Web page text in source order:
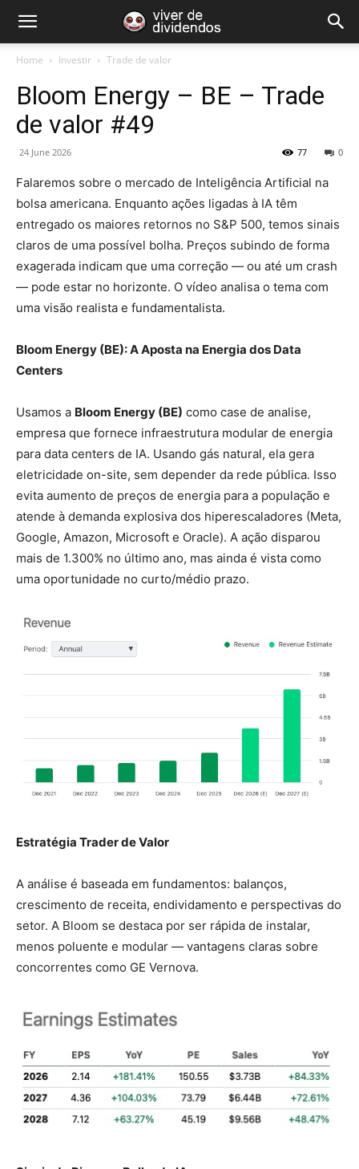
Home Investir Trade de valor
Bloom Energy – BE – Trade
de valor #49
24 June 2026 0
77
Falaremos sobre o mercado de Inteligência Artificial na
bolsa americana. Enquanto ações ligadas à IA têm
entregado os maiores retornos no S&P 500, temos sinais
claros de uma possível bolha. Preços subindo de forma
exagerada indicam que uma correção — ou até um crash
— pode estar no horizonte. O vídeo analisa o tema com
uma visão realista e fundamentalista.
Bloom Energy (BE): A Aposta na Energia dos Data
Centers
Usamos a Bloom Energy (BE) como case de analise,
empresa que fornece infraestrutura modular de energia
para data centers de IA. Usando gás natural, ela gera
eletricidade on-site, sem depender da rede pública. Isso
evita aumento de preços de energia para a população e
atende à demanda explosiva dos hiperescaladores (Meta,
Google, Amazon, Microsoft e Oracle). A ação disparou
mais de 1.300% no último ano, mas ainda é vista como
uma oportunidade no curto/médio prazo.
Estratégia Trader de Valor
A análise é baseada em fundamentos: balanços,
crescimento de receita, endividamento e perspectivas do
setor. A Bloom se destaca por ser rápida de instalar,
menos poluente e modular — vantagens claras sobre
concorrentes como GE Vernova.